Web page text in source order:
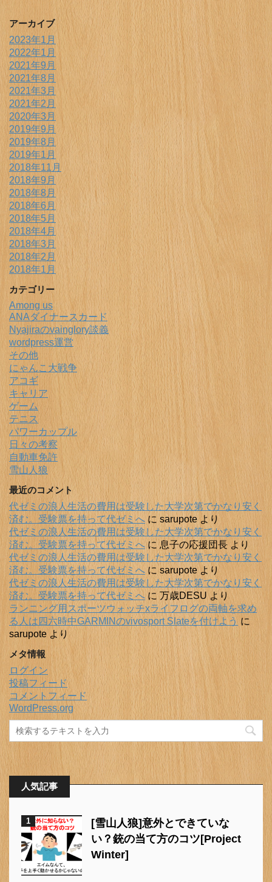
アーカイブ
2023年1月
2022年1月
2021年9月
2021年8月
2021年3月
2021年2月
2020年3月
2019年9月
2019年8月
2019年1月
2018年11月
2018年9月
2018年8月
2018年6月
2018年5月
2018年4月
2018年3月
2018年2月
2018年1月
カテゴリー
Among us
ANAダイナースカード
Nyajiraのvainglory談義
wordpress運営
その他
にゃんこ大戦争
アコギ
キャリア
ゲーム
テニス
パワーカップル
日々の考察
自動車免許
雪山人狼
最近のコメント
代ゼミの浪人生活の費用は受験した大学次第でかなり安く
済む。受験票を持って代ゼミへ に sarupote より
代ゼミの浪人生活の費用は受験した大学次第でかなり安く
済む。受験票を持って代ゼミへに 息子の応援団長 より
代ゼミの浪人生活の費用は受験した大学次第でかなり安く
済む。受験票を持って代ゼミへ にsarupoteより
代ゼミの浪人生活の費用は受験した大学次第でかなり安く
済む。受験票を持って代ゼミへ に 万歳DESUより
ランニング用スポーツウォッチxライフログの両軸を求め
る人は四六時中GARMINのvivosport Slateを付けよう に
sarupote より
メタ情報
ログイン
投稿フィード
コメントフィード
WordPress.org
人気記事
1
[雪山人狼]意外とできていな
い？銃の当て方のコツ[Project
Winter]